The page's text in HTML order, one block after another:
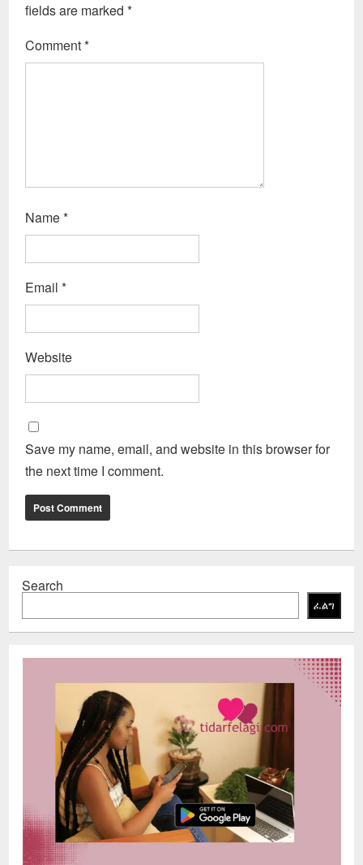
fields are marked*
Comment*
Name*
Email*
Website
Save my name, email, and website in this browser for
the next time I comment.
Search
ፈልግ